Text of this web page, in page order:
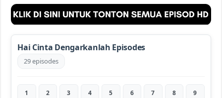
Hai Cinta Dengarkanlah Episodes
29 episodes
1 2 3 4 5 6 7 8 9